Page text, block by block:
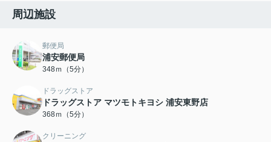
周辺施設
郵便局
浦安郵便局
348ｍ（5分）
ドラッグストア
ドラッグストア マツモトキヨシ 浦安東野店
368ｍ（5分）
クリーニング